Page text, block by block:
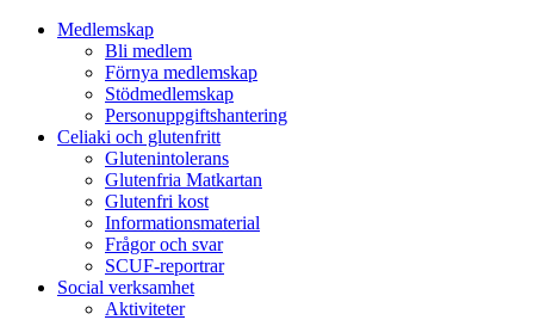
Medlemskap
Bli medlem
Förnya medlemskap
Stödmedlemskap
Personuppgiftshantering
Celiaki och glutenfritt
Glutenintolerans
Glutenfria Matkartan
Glutenfri kost
Informationsmaterial
Frågor och svar
SCUF-reportrar
Social verksamhet
Aktiviteter